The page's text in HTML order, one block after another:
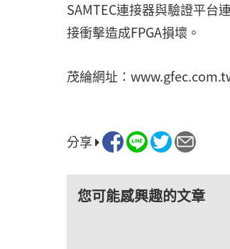
SAMTEC連接器與驗證平台
接衝擊造成FPGA損壞。
茂綸網址：
分享
您可能感興趣的文章